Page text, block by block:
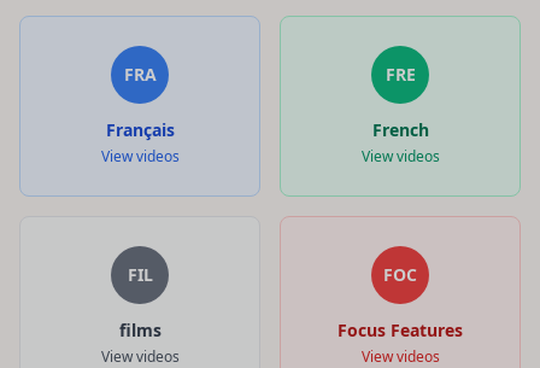
FRA
Français
View videos
FRE
French
View videos
FIL
films
View videos
FOC
Focus Features
View videos